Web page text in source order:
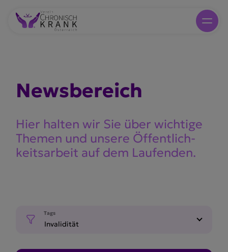
Newsbe­reich
Hier halten wir Sie über wichtige
Themen und unsere Öffent­lich­
keits­arbeit auf dem Laufenden.
Tags
Invalidität